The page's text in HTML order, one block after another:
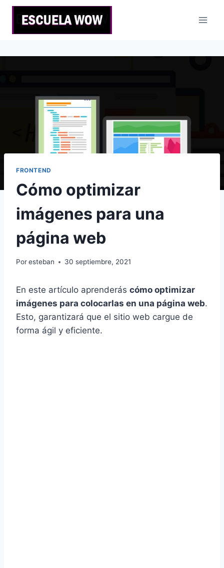
Saltar
contenido
FRONTEND
Cómo optimizar
imágenes para una
página web
Poresteban 30 septiembre, 2021
En este artículo aprenderás cómo optimizar
imágenes para colocarlas en una página web.
Esto, garantizará que el sitio web cargue de
forma ágil y eficiente.